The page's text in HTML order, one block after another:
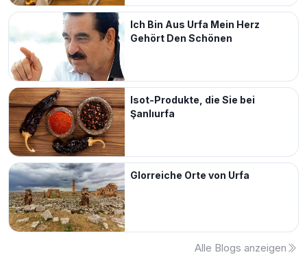
Ich Bin Aus Urfa Mein Herz
Gehört Den Schönen
Isot-Produkte, die Sie bei
Şanlıurfa
Glorreiche Orte von Urfa
Alle Blogs anzeigen